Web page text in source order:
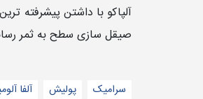
آلپاکو با داشتن پیشرفته
صیقل سازی سطح به ثمر
سرامیک پولیش آلفا